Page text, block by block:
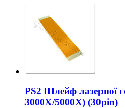
PS2 Шлейф лазерної
3000X/5000X) (30pin)